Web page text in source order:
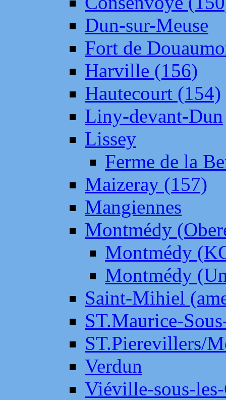
Dun-sur-Meuse
Fort de
Harville (156)
Hautecourt (154)
Liny-devant-Dun
Lissey
Ferme de la
Maizeray (157)
Mangiennes
Montmédy
Montmédy
Montmédy
Saint-Mihiel
ST.Maurice-
ST.Pierevillers/
Verdun
Viéville-sous-